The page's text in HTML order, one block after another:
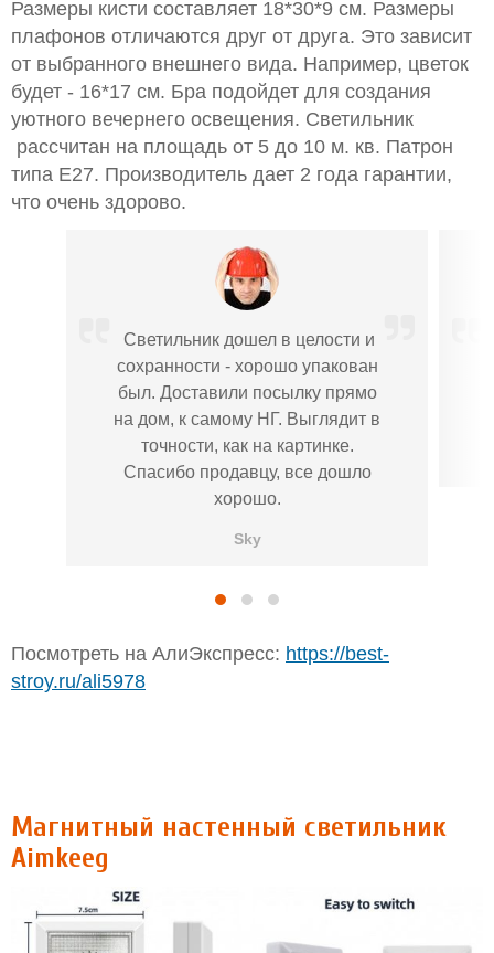
Размеры кисти составляет 18*30*9 см. Размеры
плафонов отличаются друг от друга. Это зависит
от выбранного внешнего вида. Например, цветок
будет - 16*17 см. Бра подойдет для создания
уютного вечернего освещения. Светильник
рассчитан на площадь от 5 до 10 м. кв. Патрон
типа E27. Производитель дает 2 года гарантии,
что очень здорово.
Светильник дошел в целости и
сохранности - хорошо упакован
был. Доставили посылку прямо
на дом, к самому НГ. Выглядит в
точности, как на картинке.
Спасибо продавцу, все дошло
хорошо.
Sky
Посмотреть на АлиЭкспресс: https://best-
stroy.ru/ali5978
Магнитный настенный светильник
Aimkeeg